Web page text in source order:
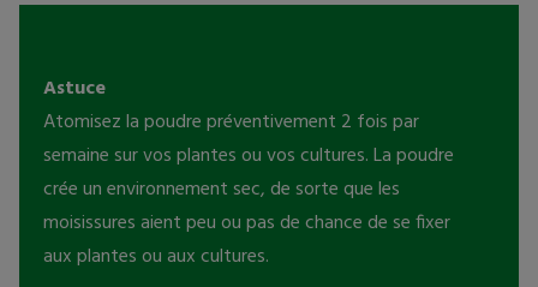
Astuce
Atomisez la poudre préventivement 2 fois par
semaine sur vos plantes ou vos cultures. La poudre
crée un environnement sec, de sorte que les
moisissures aient peu ou pas de chance de se fixer
aux plantes ou aux cultures.